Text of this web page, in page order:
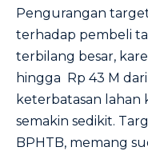
Pengurangan
terhadap pembeli
terbilang besar,
hingga Rp 43 M
keterbatasan lahan
semakin sedikit.
BPHTB, memang